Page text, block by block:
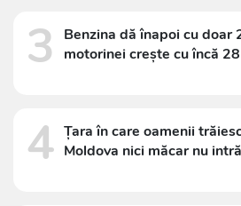
3
Benzina dă înapoi cu doar
motorinei crește cu încă
4 Țara în care oamenii
Moldova nici măcar nu